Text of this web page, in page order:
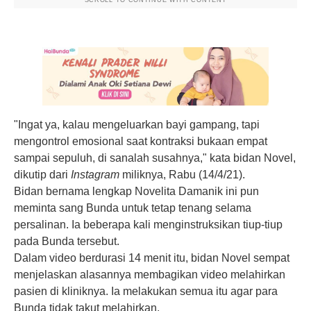
"Ingat ya, kalau mengeluarkan bayi gampang, tapi
mengontrol emosional saat kontraksi bukaan empat
sampai sepuluh, di sanalah susahnya," kata bidan Novel,
dikutip dari Instagram miliknya, Rabu (14/4/21).
Bidan bernama lengkap Novelita Damanik ini pun
meminta sang Bunda untuk tetap tenang selama
persalinan. Ia beberapa kali menginstruksikan tiup-tiup
pada Bunda tersebut.
Dalam video berdurasi 14 menit itu, bidan Novel sempat
menjelaskan alasannya membagikan video melahirkan
pasien di kliniknya. Ia melakukan semua itu agar para
Bunda tidak takut melahirkan.